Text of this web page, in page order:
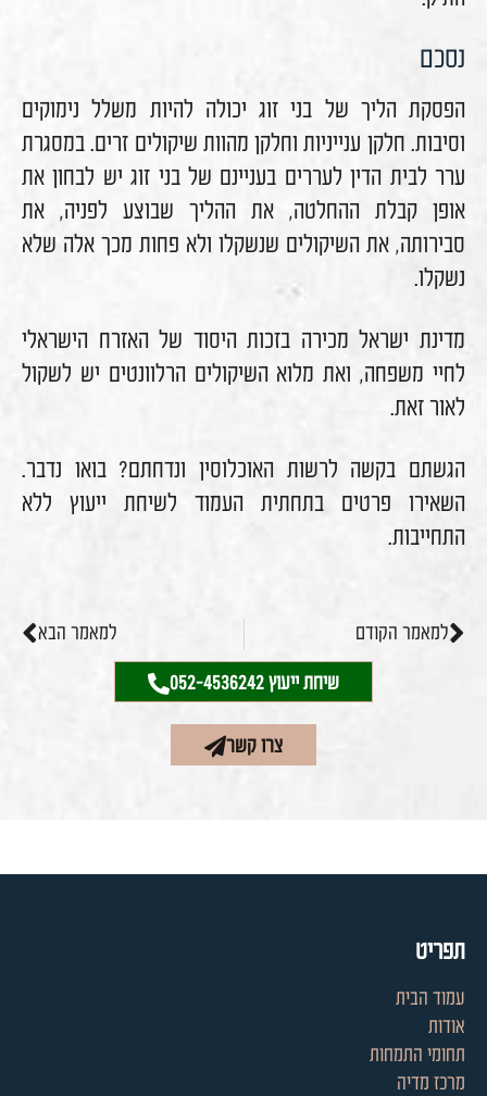
נסכם
הפסקת הליך של בני זוג יכולה להיות משלל נימוקים
וסיבות. חלקן ענייניות וחלקן מהוות שיקולים זרים. במסגרת
ערר לבית הדין לעררים בעניינם של בני זוג יש לבחון את
אופן קבלת ההחלטה, את ההליך שבוצע לפניה, את
סבירותה, את השיקולים שנשקלו ולא פחות מכך אלה שלא
נשקלו.
מדינת ישראל מכירה בזכות היסוד של האזרח הישראלי
לחיי משפחה, ואת מלוא השיקולים הרלוונטים יש לשקול
לאור זאת.
הגשתם בקשה לרשות האוכלוסין ונדחתם? בואו נדבר.
השאירו פרטים בתחתית העמוד לשיחת ייעוץ ללא
התחייבות.
למאמר הקודם למאמר הבא
שיחת ייעוץ 052-4536242
צרו קשר
תפריט
עמוד הבית
אודות
תחומי התמחות
מרכז מדיה